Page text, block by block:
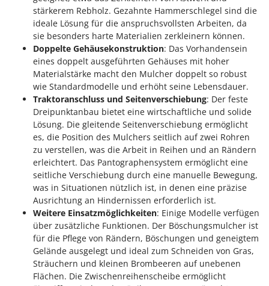
stärkerem Rebholz. Gezahnte Hammerschlegel sind die
ideale Lösung für die anspruchsvollsten Arbeiten, da
sie besonders harte Materialien zerkleinern können.
Doppelte Gehäusekonstruktion: Das Vorhandensein
eines doppelt ausgeführten Gehäuses mit hoher
Materialstärke macht den Mulcher doppelt so robust
wie Standardmodelle und erhöht seine Lebensdauer.
Traktoranschluss und Seitenverschiebung: Der feste
Dreipunktanbau bietet eine wirtschaftliche und solide
Lösung. Die gleitende Seitenverschiebung ermöglicht
es, die Position des Mulchers seitlich auf zwei Rohren
zu verstellen, was die Arbeit in Reihen und an Rändern
erleichtert. Das Pantographensystem ermöglicht eine
seitliche Verschiebung durch eine manuelle Bewegung,
was in Situationen nützlich ist, in denen eine präzise
Ausrichtung an Hindernissen erforderlich ist.
Weitere Einsatzmöglichkeiten: Einige Modelle verfügen
über zusätzliche Funktionen. Der Böschungsmulcher ist
für die Pflege von Rändern, Böschungen und geneigtem
Gelände ausgelegt und ideal zum Schneiden von Gras,
Sträuchern und kleinen Brombeeren auf unebenen
Flächen. Die Zwischenreihenscheibe ermöglicht